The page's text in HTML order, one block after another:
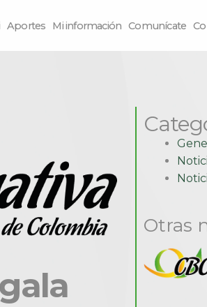
Aportes Mi información Comunícate
Otras